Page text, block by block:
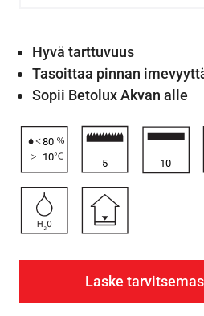
Hyvä tarttuvuus
Tasoittaa pinnan
Sopii Betolux Akvan alle
80
10
5 10
Laske